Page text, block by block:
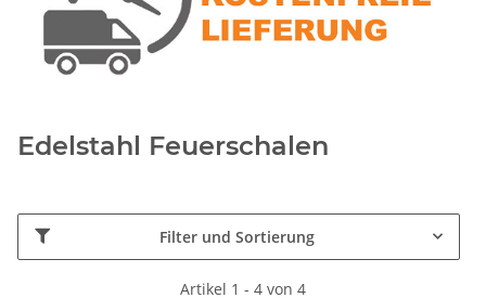
Edelstahl Feuerschalen
Filter und Sortierung
Artikel 1 - 4 von 4